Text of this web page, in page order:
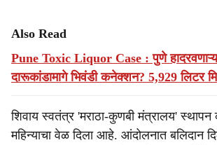
Also Read
Pune Toxic Liquor Case : पुणे हादरवणाऱ्या
दारूकांडामागे भिवंडी कनेक्शन? 5,929 लिटर
शिवाय स्वतंत्र 'मराठा-कुणबी मंत्रालय' स्थापन
महिन्याचा वेळ दिला आहे. आंदोलनात बलिदान